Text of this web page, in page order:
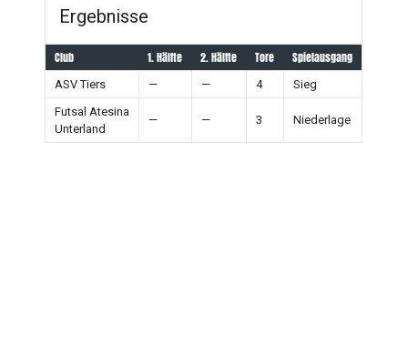
Ergebnisse
Club 1. Hälfte 2. Hälfte Tore Spielausgang
ASV Tiers — — 4
Sieg
Futsal Atesina
Unterland
— — 3 Niederlage